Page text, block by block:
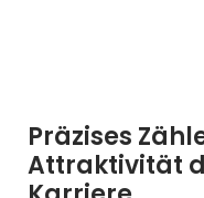
Präzises
Attraktivität